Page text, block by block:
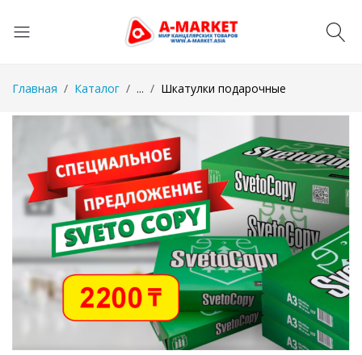
Главная Каталог ... Шкатулки подарочные